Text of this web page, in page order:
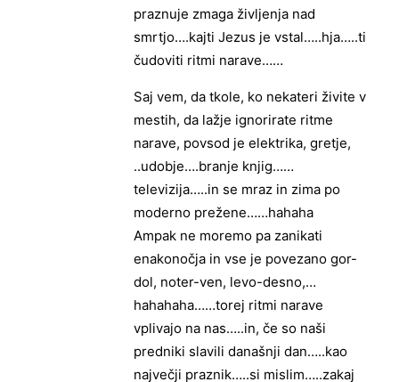
praznuje zmaga življenja nad
smrtjo….kajti Jezus je vstal…..hja…..ti
čudoviti ritmi narave……
Saj vem, da tkole, ko nekateri živite v
mestih, da lažje ignorirate ritme
narave, povsod je elektrika, gretje,
..udobje….branje knjig……
televizija…..in se mraz in zima po
moderno prežene……hahaha
Ampak ne moremo pa zanikati
enakonočja in vse je povezano gor-
dol, noter-ven, levo-desno,…
hahahaha……torej ritmi narave
vplivajo na nas…..in, če so naši
predniki slavili današnji dan…..kao
največji praznik…..si mislim…..zakaj